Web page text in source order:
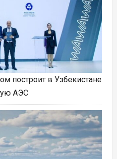
построит в Узбекистане
АЭС